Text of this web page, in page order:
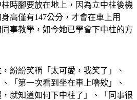
時腳要放在地上，因為立中柱後機
高僅有147公分，才會在車上用
同事教學，如今她已學會下中柱的方
紛紛笑稱「太可愛，我笑了」、
「第一次看到坐在車上嚕欸」、
，就知道如何下中柱了」、「同事很